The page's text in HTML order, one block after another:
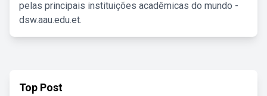
pelas principais instituições acadêmicas do mundo -
dsw.aau.edu.et.
Top Post